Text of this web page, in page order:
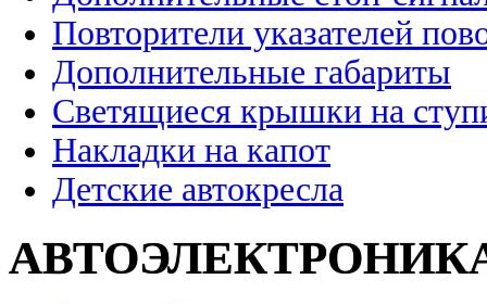
Повторители указателей
Дополнительные габариты
Светящиеся крышки на
Накладки на капот
Детские автокресла